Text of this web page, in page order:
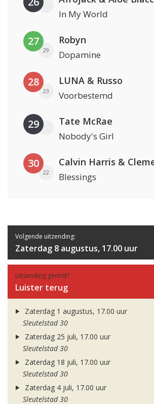
In My World
27
29
Robyn
Dopamine
28
23
LUNA & Russo
Voorbestemd
29 Tate McRae
Nobody's Girl
30
22 Blessings
Volgende uitzending:
Zaterdag 8 augustus, 17.00 uur
Uitzending gemist?
Luister terug
Zaterdag 1 augustus, 17.00 uur
Sleutelstad 30
Zaterdag 25 juli, 17.00 uur
Sleutelstad 30
Zaterdag 18 juli, 17.00 uur
Sleutelstad 30
Zaterdag 4 juli, 17.00 uur
Sleutelstad 30